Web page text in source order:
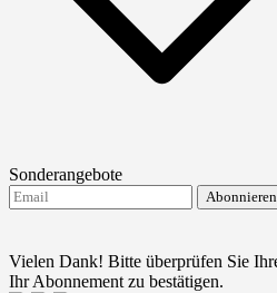
Sonderangebote
Abonnieren
Vielen Dank! Bitte überprüfen Sie
Ihr Abonnement zu bestätigen.